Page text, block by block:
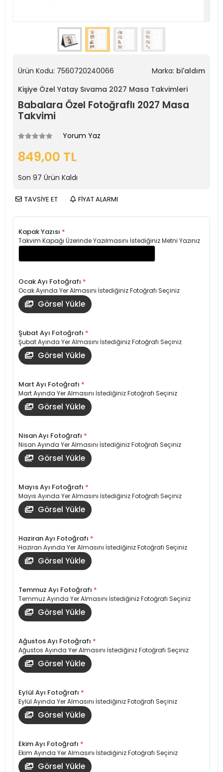
Ürün Kodu: 7560720240066 Marka: bi'aldım
Kişiye Özel Yatay Sıvama 2027 Masa Takvimleri
Babalara Özel Fotoğraflı 2027 Masa
Takvimi
Yorum Yaz
849,00 TL
Son 97 Ürün Kaldı
TAVSİYE ET FİYAT ALARMI
Kapak Yazısı *
Takvim Kapağı Üzerinde Yazılmasını İstediğiniz Metni Yazınız
Ocak Ayı Fotoğrafı *
Ocak Ayında Yer Almasını İstediğiniz Fotoğrafı Seçiniz
Görsel Yükle
Şubat Ayı Fotoğrafı *
Şubat Ayında Yer Almasını İstediğiniz Fotoğrafı Seçiniz
Görsel Yükle
Mart Ayı Fotoğrafı *
Mart Ayında Yer Almasını İstediğiniz Fotoğrafı Seçiniz
Görsel Yükle
Nisan Ayı Fotoğrafı *
Nisan Ayında Yer Almasını İstediğiniz Fotoğrafı Seçiniz
Görsel Yükle
Mayıs Ayı Fotoğrafı *
Mayıs Ayında Yer Almasını İstediğiniz Fotoğrafı Seçiniz
Görsel Yükle
Haziran Ayı Fotoğrafı *
Haziran Ayında Yer Almasını İstediğiniz Fotoğrafı Seçiniz
Görsel Yükle
Temmuz Ayı Fotoğrafı *
Temmuz Ayında Yer Almasını İstediğiniz Fotoğrafı Seçiniz
Görsel Yükle
Ağustos Ayı Fotoğrafı *
Ağustos Ayında Yer Almasını İstediğiniz Fotoğrafı Seçiniz
Görsel Yükle
Eylül Ayı Fotoğrafı *
Eylül Ayında Yer Almasını İstediğiniz Fotoğrafı Seçiniz
Görsel Yükle
Ekim Ayı Fotoğrafı *
Ekim Ayında Yer Almasını İstediğiniz Fotoğrafı Seçiniz
Görsel Yükle